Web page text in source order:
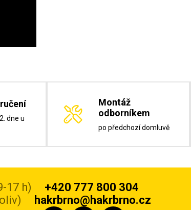
dne u
Montáž
odborníkem
po předchozí domluvě
17 h)
+420 777 800 304
hakrbrno@hakrbrno.cz